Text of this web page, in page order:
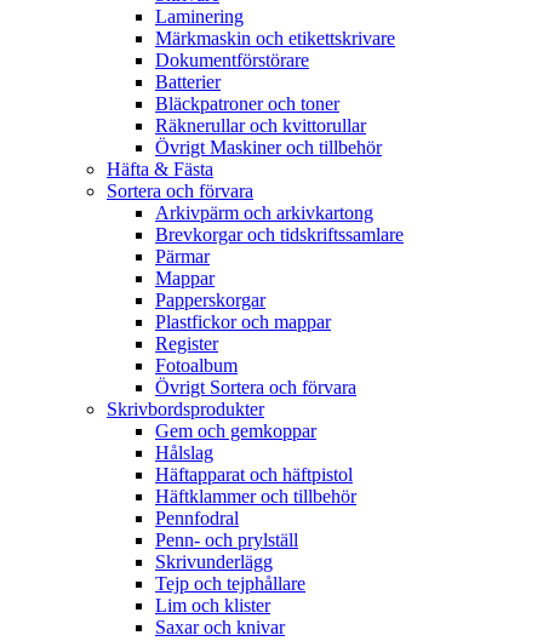
Laminering
Märkmaskin och etikettskrivare
Dokumentförstörare
Batterier
Bläckpatroner och toner
Räknerullar och kvittorullar
Övrigt Maskiner och tillbehör
Häfta & Fästa
Sortera och förvara
Arkivpärm och arkivkartong
Brevkorgar och tidskriftssamlare
Pärmar
Mappar
Papperskorgar
Plastfickor och mappar
Register
Fotoalbum
Övrigt Sortera och förvara
Skrivbordsprodukter
Gem och gemkoppar
Hålslag
Häftapparat och häftpistol
Häftklammer och tillbehör
Pennfodral
Penn- och prylställ
Skrivunderlägg
Tejp och tejphållare
Lim och klister
Saxar och knivar